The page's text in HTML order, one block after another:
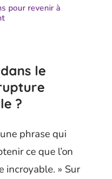
pour revenir à
le
?
phrase qui
ce que l’on
incroyable. » Sur